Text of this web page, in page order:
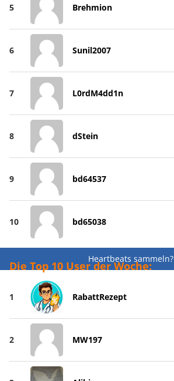
5 Brehmion
6 Sunil2007
7 L0rdM4dd1n
8 dStein
9 bd64537
10 bd65038
Heartbeats sammeln?
Die Top 10 User der Woche:
1 RabattRezept
2 MW197